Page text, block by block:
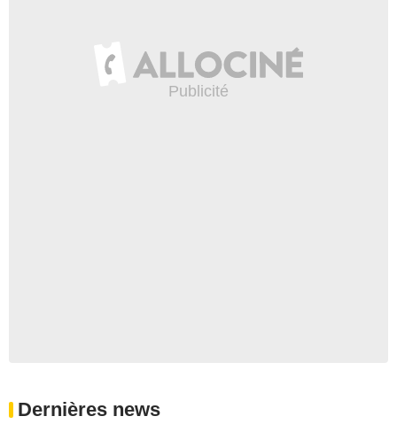
Dernières news